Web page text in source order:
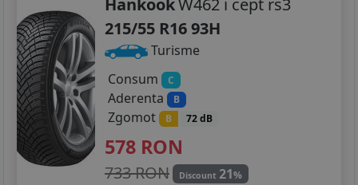
245/45R18
205/55R19
235/35R19
235/40R19
235/50R19
215/55 R16 93H
Turisme
Consum
C
Aderenta B
Zgomot B 72 dB
578 RON
733 RON Discount 21%